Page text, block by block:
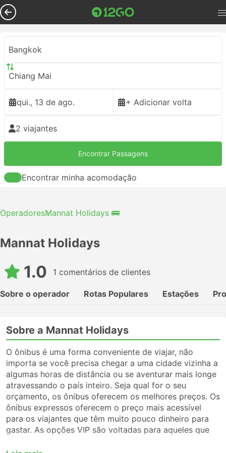
Bangkok
Chiang Mai
qui., 13 de ago. + Adicionar volta
2 viajantes
Encontrar Passagens
Encontrar minha acomodação
OperadoresMannat Holidays 🚌
Mannat Holidays
1.0 1 comentários de clientes
Sobre o operador Rotas Populares Estações
Sobre a Mannat Holidays
O ônibus é uma forma conveniente de viajar, não
importa se você precisa chegar a uma cidade vizinha a
algumas horas de distância ou se aventurar mais longe
atravessando o país inteiro. Seja qual for o seu
orçamento, os ônibus oferecem os melhores preços. Os
ônibus expressos oferecem o preço mais acessível
para os viajantes que têm muito pouco dinheiro para
gastar. As opções VIP são voltadas para aqueles que